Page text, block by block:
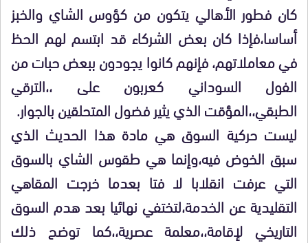
كان فطور الأهالي يتكون من كؤوس الشاي والخبز
أساسا،فإذا كان بعض الشركاء قد ابتسم لهم الحظ
في معاملاتهم، فإنهم كانوا يجودون ببعض حبات من
الفول السوداني كعربون على ،،الترقي
الطبقي،،المؤقت الذي يثير فضول المتحلقين بالجوار.
ليست حركية السوق هي مادة هذا الحديث الذي
سبق الخوض فيه،وإنما هي طقوس الشاي بالسوق
التي عرفت انقلابا لا فتا بعدما خرجت المقاهي
التقليدية عن الخدمة،لتختفي نهائيا بعد هدم السوق
التاريخي لإقامة،،معلمة عصرية،،كما توضح ذلك